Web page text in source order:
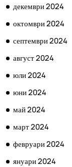
декември 2024
октомври 2024
септември 2024
август 2024
юли 2024
юни 2024
май 2024
март 2024
февруари 2024
януари 2024